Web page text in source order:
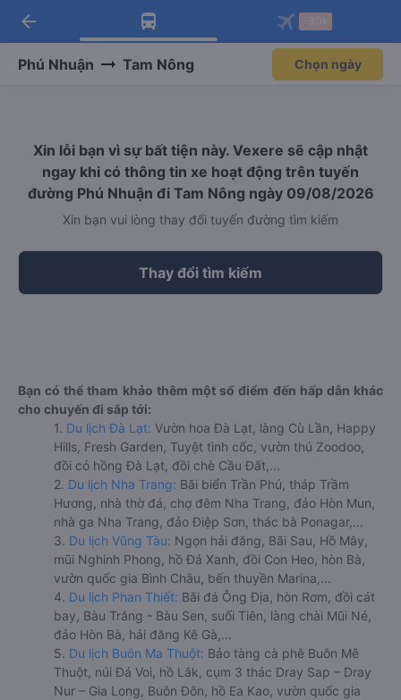
Tải app Vexere ngay!
Nhận ưu đãi thành viên độc
Mở app
Tải app Vexere
-30k/ghế khi đặt vé máy bay qua
Mở app
arrow_back
Phú Nhuận Tam Nông Chọn ngày
Xin lỗi bạn vì sự bất tiện này. Vexere sẽ cập nhật
ngay khi có thông tin xe hoạt động trên tuyến
đường Phú Nhuận đi Tam Nông ngày 09/08/2026
Xin bạn vui lòng thay đổi tuyến đường tìm kiếm
Thay đổi tìm kiếm
Bạn có thể tham khảo thêm một số điểm đến hấp dẫn khác
cho chuyến đi sắp tới:
1. Du lịch Đà Lạt: Vườn hoa Đà Lạt, làng Cù Lần, Happy
Hills, Fresh Garden, Tuyệt tình cốc, vườn thú Zoodoo,
đồi cỏ hồng Đà Lạt, đồi chè Cầu Đất,...
2. Du lịch Nha Trang: Bãi biển Trần Phú, tháp Trầm
Hương, nhà thờ đá, chợ đêm Nha Trang, đảo Hòn Mun,
nhà ga Nha Trang, đảo Điệp Sơn, thác bà Ponagar,...
3. Du lịch Vũng Tàu: Ngọn hải đăng, Bãi Sau, Hồ Mây,
mũi Nghinh Phong, hồ Đá Xanh, đồi Con Heo, hòn Bà,
vườn quốc gia Bình Châu, bến thuyền Marina,...
4. Du lịch Phan Thiết: Bãi đá Ông Địa, hòn Rơm, đồi cát
bay, Bàu Trắng - Bàu Sen, suối Tiên, làng chài Mũi Né,
đảo Hòn Bà, hải đăng Kê Gà,...
5. Du lịch Buôn Ma Thuột: Bảo tàng cà phê Buôn Mê
Thuột, núi Đá Voi, hồ Lắk, cụm 3 thác Dray Sap – Dray
Nur – Gia Long, Buôn Đôn, hồ Ea Kao, vườn quốc gia